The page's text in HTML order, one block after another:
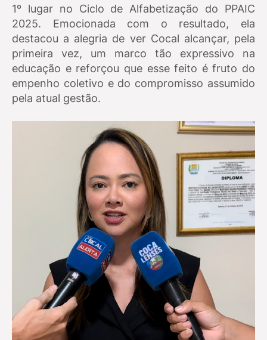
1º lugar no Ciclo de Alfabetização do PPAIC
2025. Emocionada com o resultado, ela
destacou a alegria de ver Cocal alcançar, pela
primeira vez, um marco tão expressivo na
educação e reforçou que esse feito é fruto do
empenho coletivo e do compromisso assumido
pela atual gestão.